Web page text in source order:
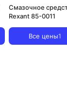
Смазочное
Rexant 85-0011
Все цены1